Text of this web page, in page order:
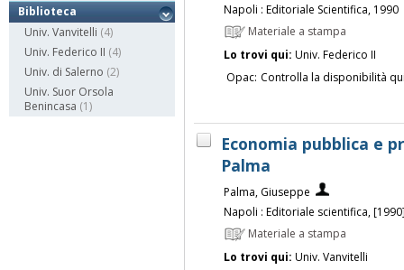
Biblioteca
Univ. Vanvitelli (4)
Univ. Federico II (4)
Univ. di Salerno (2)
Univ. Suor Orsola
Benincasa (1)
Napoli : Editoriale Scientifica, 1990
Materiale a stampa
Lo trovi qui: Univ. Federico II
Opac: Controlla la disponibilità
Economia pubblica e
Palma
Palma, Giuseppe
Napoli : Editoriale scientifica,
Materiale a stampa
Lo trovi qui: Univ. Vanvitelli